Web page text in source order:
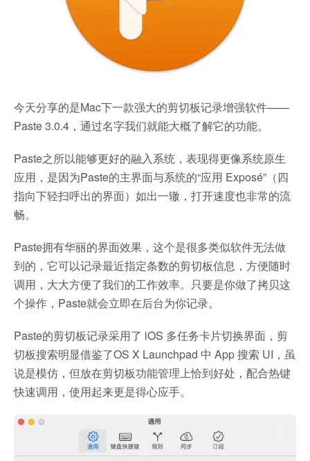
今天分享的是Mac下一款强大的剪切板记录增强软件——
Paste 3.0.4，通过名字我们就能大概了解它的功能。
Paste之所以能够更好的融入系统，表现得更像系统原生
应用，是因为Paste的主界面与系统的“应用 Exposé”（四
指向下轻扫呼出的界面）如出一辙，打开速度也非常的流
畅。
Paste拥有华丽的界面效果，这个是很多类似软件无法做
到的，它可以记录最近指定条数的剪切板信息，方便随时
调用，大大方便了我们的工作效率。只要是你做了拷贝这
个操作，Paste就会立即在后台为你记录。
Paste的剪切板记录采用了 iOS 多任务卡片切换界面，剪
切板搜索明显借鉴了OS X Launchpad 中 App 搜索 UI，虽
说是模仿，但放在剪切板功能管理上恰到好处，配合热键
快速调用，使用起来更是得心应手。